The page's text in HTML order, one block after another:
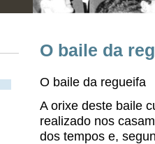
O baile da
O baile da regueifa
A orixe deste baile
realizado nos
dos tempos e,